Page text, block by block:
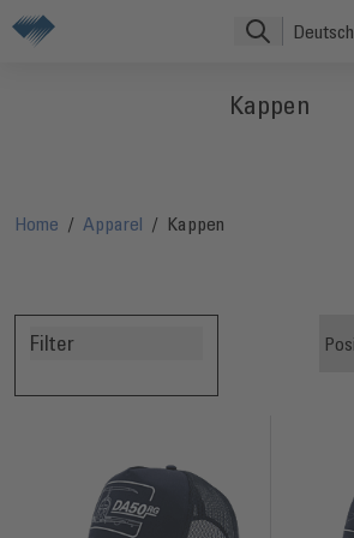
Direkt zum Inhalt
Deutsch
Kappen
Home / Apparel / Kappen
Filter